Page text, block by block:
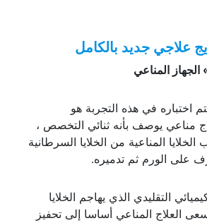
علاجي جديد بالكامل
المناعي
اختباره في هذه التجربة هو
مناعي يوصف بأنه ثنائي التخصص ،
المناعية من الخلايا السرطانية
على الورم ثم تدميره.
التقليدي الذي يهاجم الخلايا
العلاج المناعي أساسا إلى تحفيز